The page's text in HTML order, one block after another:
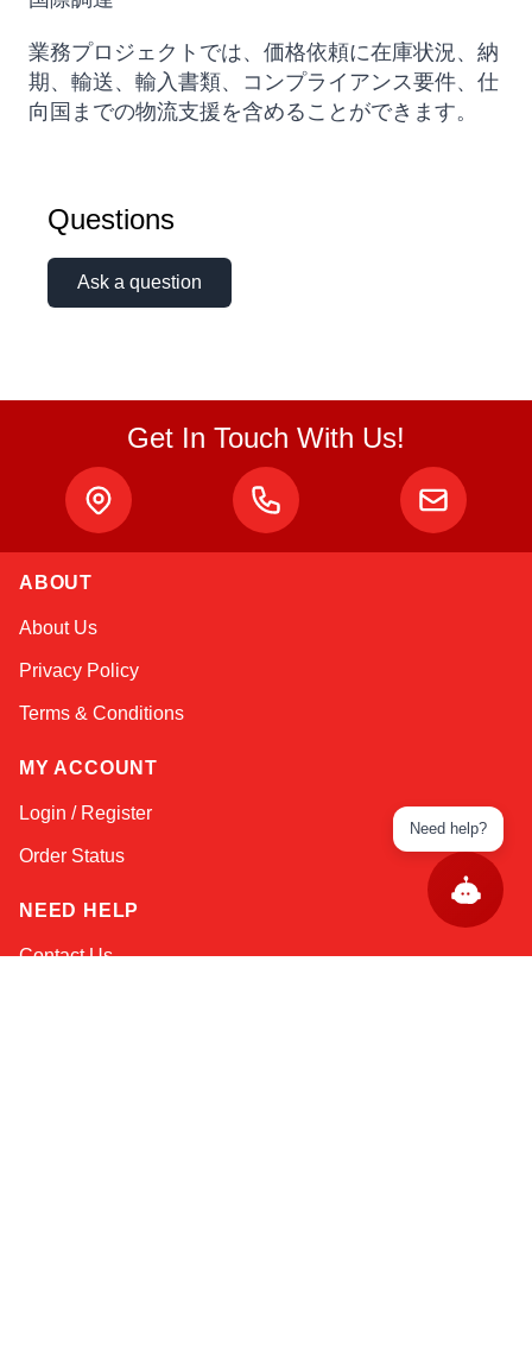
業務プロジェクトでは、価格依頼に在庫状況、納
期、輸送、輸入書類、コンプライアンス要件、仕
向国までの物流支援を含めることができます。
Questions
Ask a question
Get In Touch With Us!
ABOUT
About Us
Privacy Policy
Terms & Conditions
MY ACCOUNT
Login / Register
Order Status
NEED HELP
Contact Us
Need help?
Online — robotics specialist